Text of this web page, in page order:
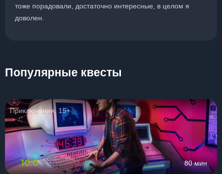
тоже порадовали, достаточно интересные, в целом я
доволен.
Популярные квесты
Приключения, 15+
10.0 80 мин.